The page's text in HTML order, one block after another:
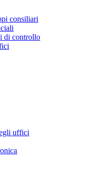
consiliari
di controllo
uffici